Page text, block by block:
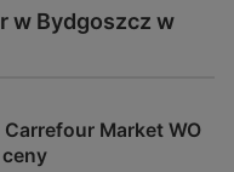
w Bydgoszcz w
Carrefour Market WO